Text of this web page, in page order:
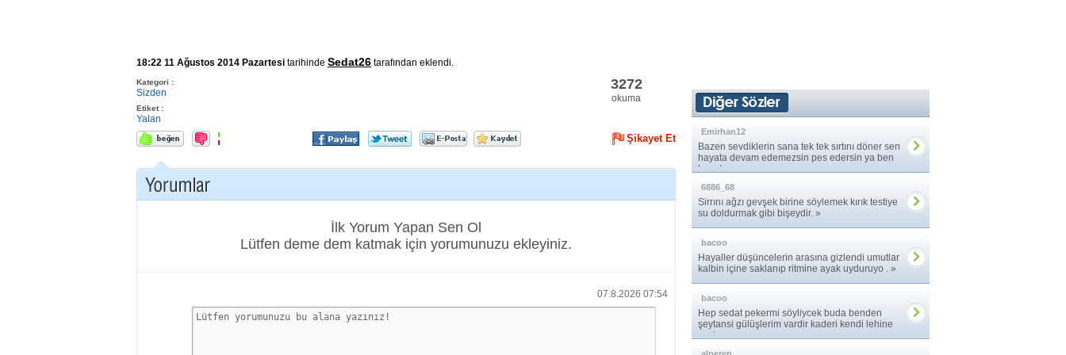
18:22 11 Ağustos 2014 Pazartesi tarihinde Sedat26 tarafından eklendi.
Kategori :
Sizden
Etiket :
Yalan
3272
okuma
Şikayet Et
İlk Yorum Yapan Sen Ol
Lütfen deme dem katmak için yorumunuzu ekleyiniz.
07.8.2026 07:54
Emirhan12
Bazen sevdiklerin sana tek tek sırtını döner sen
hayata devam edemezsin pes edersin ya ben
hayatıma ... »
6886_68
Sirrını ağzı gevşek birine söylemek kırık testiye
su doldurmak gibi bişeydir. »
bacoo
Hayaller düşüncelerin arasına gizlendi umutlar
kalbin içine saklanıp ritmine ayak uyduruyo . »
bacoo
Hep sedat pekermi söyliycek buda benden
şeytansi gülüşlerim vardir kaderi kendi lehine
çeviren. »